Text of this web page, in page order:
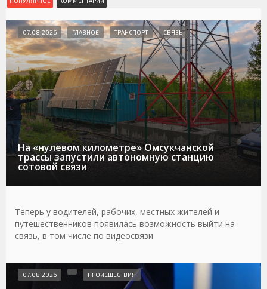
На «нулевом километре» Омсукчанской
трассы запустили автономную станцию
сотовой связи
07.08.2026 ГЛАВНОЕ ТРАНСПОРТ СВЯЗЬ
Теперь у водителей, рабочих, местных жителей и
путешественников появилась возможность выйти на
связь, в том числе по видеосвязи
07.08.2026 ПРОИСШЕСТВИЯ